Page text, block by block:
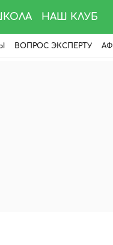
НАШ КЛУБ
ВОПРОС ЭКСПЕРТУ